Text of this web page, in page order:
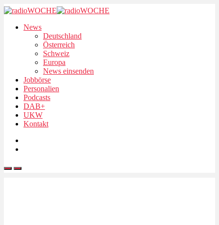
News
Deutschland
Österreich
Schweiz
Europa
News einsenden
Jobbörse
Personalien
Podcasts
DAB+
UKW
Kontakt